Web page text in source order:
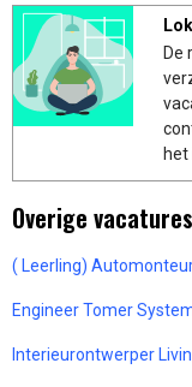
De
het
Overige
( Leerling)
Engineer Tomer
Interieurontwerper